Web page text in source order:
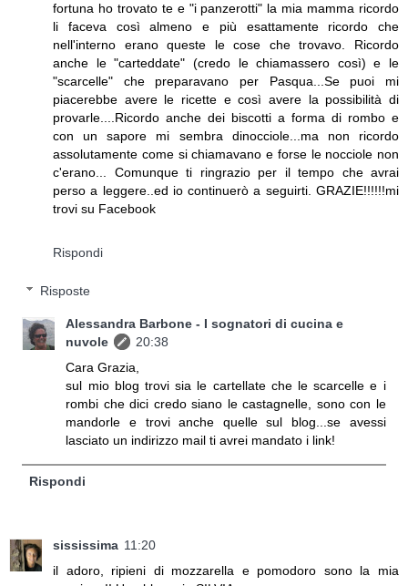
fortuna ho trovato te e "i panzerotti" la mia mamma ricordo
li faceva così almeno e più esattamente ricordo che
nell'interno erano queste le cose che trovavo. Ricordo
anche le "carteddate" (credo le chiamassero così) e le
"scarcelle" che preparavano per Pasqua...Se puoi mi
piacerebbe avere le ricette e così avere la possibilità di
provarle....Ricordo anche dei biscotti a forma di rombo e
con un sapore mi sembra dinocciole...ma non ricordo
assolutamente come si chiamavano e forse le nocciole non
c'erano... Comunque ti ringrazio per il tempo che avrai
perso a leggere..ed io continuerò a seguirti. GRAZIE!!!!!!mi
trovi su Facebook
Rispondi
Risposte
Alessandra Barbone - I sognatori di cucina e
nuvole
20:38
Cara Grazia,
sul mio blog trovi sia le cartellate che le scarcelle e i
rombi che dici credo siano le castagnelle, sono con le
mandorle e trovi anche quelle sul blog...se avessi
lasciato un indirizzo mail ti avrei mandato i link!
Rispondi
sississima 11:20
il adoro, ripieni di mozzarella e pomodoro sono la mia